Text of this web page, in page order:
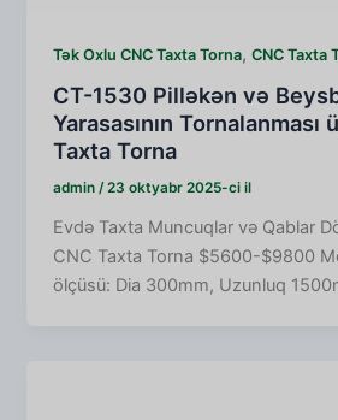
Tək Oxlu CNC Taxta Torna,CNC Taxta
CT-1530 Pilləkən və
Yarasasının Tornalanması
Taxta Torna
admin/23 oktyabr 2025-ci il
Evdə Taxta Muncuqlar və Qablar
CNC Taxta Torna $5600-$9800
ölçüsü: Dia 300mm, Uzunluq